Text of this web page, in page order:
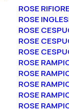
ROSE
ROSE
ROSE
ROSE
ROSE
ROSE
ROSE
ROSE
ROSE
ROSE
Iris
Glory”
From
L’iris
pesca-